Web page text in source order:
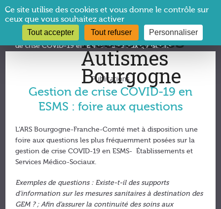
Vous êtes ici :CRA Bourgogne→Publications→ Gestion
de crise COVID-19 en ESMS : foire aux questions
Publications
Gestion de crise COVID-19 en
ESMS : foire aux questions
L’ARS Bourgogne-Franche-Comté met à disposition une
foire aux questions les plus fréquemment posées sur la
gestion de crise COVID-19 en ESMS- Établissements et
Services Médico-Sociaux.
Exemples de questions : Existe-t-il des supports
d’information sur les mesures sanitaires à destination des
GEM ? ;Afin d’assurer la continuité des soins aux
Panneau de gestion des cookies
Ce site utilise des cookies et vous donne le contrôle sur
ceux que vous souhaitez activer
Tout accepter Tout refuser Personnaliser